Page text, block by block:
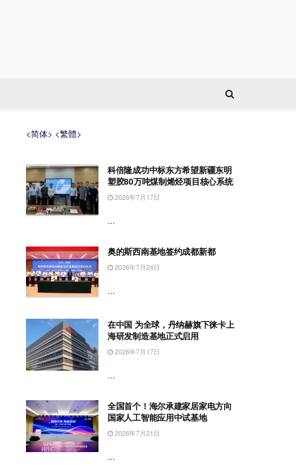
<简体> <繁體>
科倍隆成功中标东方希望新疆东明
塑胶80万吨煤制烯烃项目核心系统
2026年7月17日
...
奥的斯西南基地签约成都新都
2026年7月24日
...
在中国 为全球，丹纳赫旗下徕卡上
海研发制造基地正式启用
2026年7月17日
...
全国首个！海尔承建家居家电方向
国家人工智能应用中试基地
2026年7月21日
...